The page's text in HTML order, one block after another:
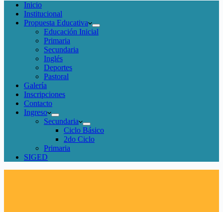
Inicio
Institucional
Propuesta Educativa
Educación Inicial
Primaria
Secundaria
Inglés
Deportes
Pastoral
Galería
Inscripciones
Contacto
Ingreso
Secundaria
Ciclo Básico
2do Ciclo
Primaria
SIGED